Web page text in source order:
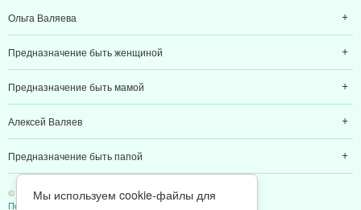
Ольга Валяева
Предназначение быть женщиной
Предназначение быть мамой
Алексей Валяев
Предназначение быть папой
© 2011-2026 Предназначение быть Женщиной
Политика конфиденциальности
Мы используем cookie-файлы для